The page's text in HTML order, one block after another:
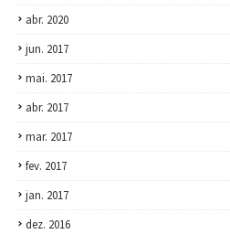
abr. 2020
jun. 2017
mai. 2017
abr. 2017
mar. 2017
fev. 2017
jan. 2017
dez. 2016